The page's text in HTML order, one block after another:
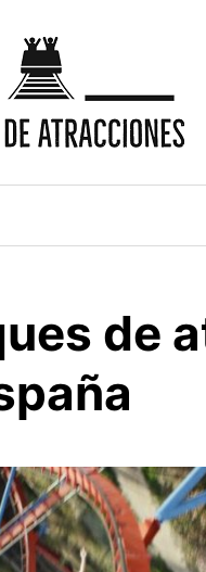
de